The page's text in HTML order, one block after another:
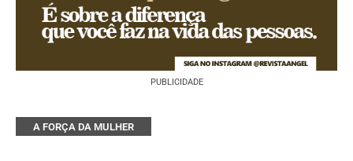
PUBLICIDADE
A FORÇA DA MULHER